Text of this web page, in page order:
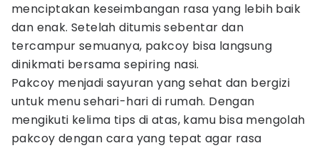
menciptakan keseimbangan rasa yang lebih baik
dan enak. Setelah ditumis sebentar dan
tercampur semuanya, pakcoy bisa langsung
dinikmati bersama sepiring nasi.
Pakcoy menjadi sayuran yang sehat dan bergizi
untuk menu sehari-hari di rumah. Dengan
mengikuti kelima tips di atas, kamu bisa mengolah
pakcoy dengan cara yang tepat agar rasa